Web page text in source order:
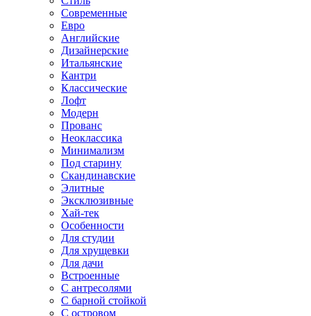
Современные
Евро
Английские
Дизайнерские
Итальянские
Кантри
Классические
Лофт
Модерн
Прованс
Неоклассика
Минимализм
Под старину
Скандинавские
Элитные
Эксклюзивные
Хай-тек
Особенности
Для студии
Для хрущевки
Для дачи
Встроенные
С антресолями
С барной стойкой
С островом